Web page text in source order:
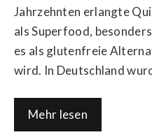
Jahrzehnten erlangte
als Superfood,
es als glutenfreie
wird. In Deutschland
Mehr lesen